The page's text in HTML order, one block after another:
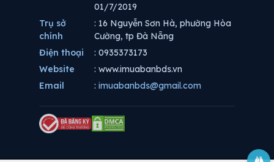
01/7/2019
Trụ sở
chính
: 16 Nguyễn Sơn Hà, phường Hòa
Cường, tp Đà Nẵng
Điện thoại
: 0935373173
Website
: www.imuabanbds.vn
Email
: imuabanbds@gmail.com